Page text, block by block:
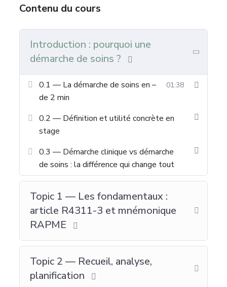
Contenu du cours
Introduction : pourquoi une
démarche de soins ?
0.1 — La démarche de soins en –
de 2 min
01:38
0.2 — Définition et utilité concrète en
stage
0.3 — Démarche clinique vs démarche
de soins : la différence qui change tout
Topic 1 — Les fondamentaux :
article R4311-3 et mnémonique
RAPME
Topic 2 — Recueil, analyse,
planification